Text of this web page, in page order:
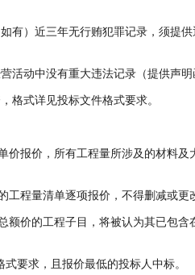
）近三年无行贿犯罪记录，须提供
动中没有重大违法记录（提供声明
式详见投标文件格式要求。
报价，所有工程量所涉及的材料及
程量清单逐项报价，不得删减或更
价的工程子目，将被认为其已包含
要求，且报价最低的投标人中标。